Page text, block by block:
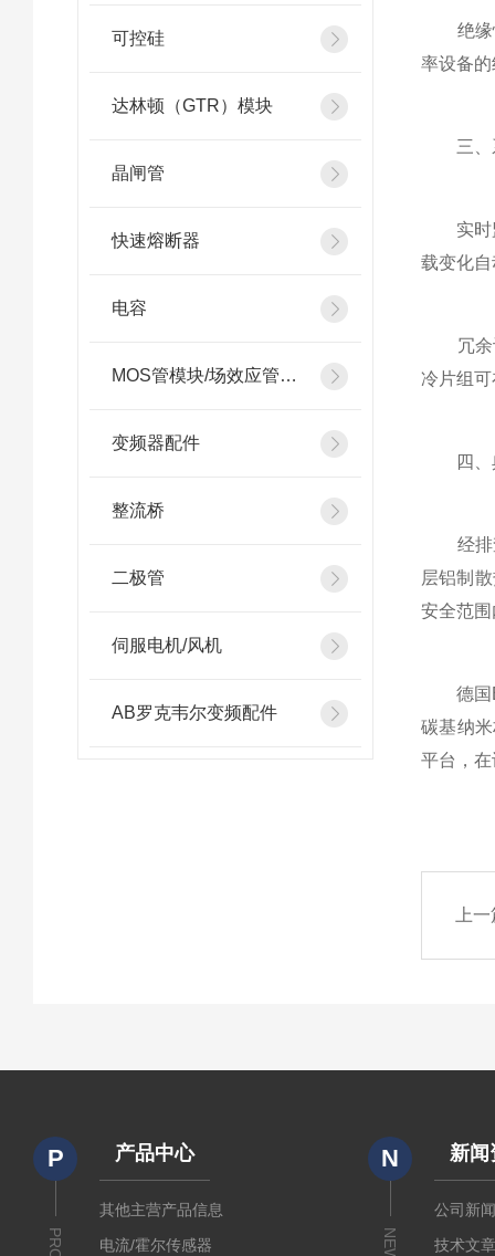
可控硅
达林顿（GTR）模块
晶闸管
快速熔断器
电容
MOS管模块/场效应管模块
变频器配件
整流桥
二极管
伺服电机/风机
AB罗克韦尔变频配件
绝缘性
率设备
三、系
实时监
载变化
冗余设
冷片组
四、
经排查
层铝制
安全范
德国
碳基纳
平台，
上
P 产品中心
其他主营产品信息
电流/霍尔传感器
N 新闻
公司新
技术文